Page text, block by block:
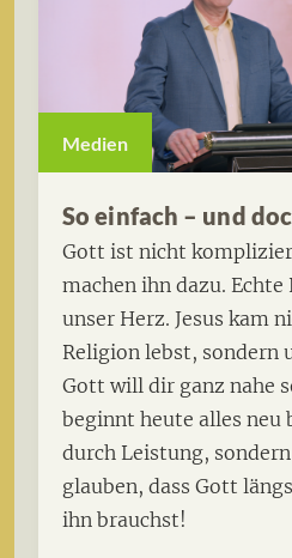
Medien
So einfach – und
Gott ist nicht
machen ihn dazu. Echte
unser Herz. Jesus kam
Religion lebst, sondern
Gott will dir ganz nahe
beginnt heute alles neu
durch Leistung,
glauben, dass Gott
ihn brauchst!